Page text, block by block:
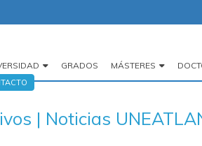
GRADOS MÁSTERES
| Noticias